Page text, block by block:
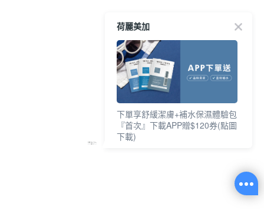
荷麗美加
下單享舒緩潔膚+補水保濕體驗包
『首次』下載APP贈$120券(點圖
下載)